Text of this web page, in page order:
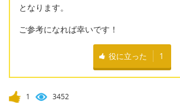
となります。
ご参考になれば幸いです！
役に立った 1
1 3452